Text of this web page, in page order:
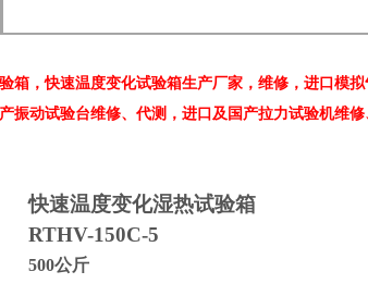
箱，快速温度变化试验箱生产厂家，维修，进口模
振动试验台维修、代测，进口及国产拉力试验机维
快速温度变化湿热试验箱
RTHV-150C-5
500公斤